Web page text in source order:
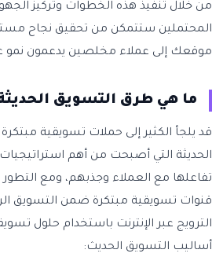
من خلال تنفيذ هذه الخطوات وتركيز
المحتملين ستتمكن من تحقيق نجاح
موقعك إلى عملاء مخلصين يدعمون نمو
ما هي طرق التسويق
قد يلجأ الكثير إلى حملات تسويقية
الحديثة التي أصبحت من أهم
تفاعلها مع العملاء وجذبهم، ومع
قنوات تسويقية مبتكرة ضمن التسويق
الترويج عبر الإنترنت باستخدام حلول
أساليب التسويق الحديث: